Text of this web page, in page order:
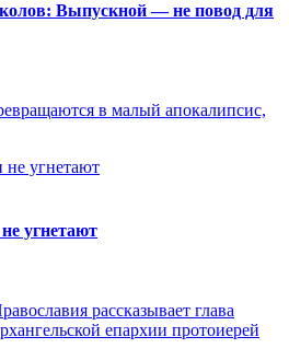
Выпускной — не повод для
в малый апокалипсис,
угнетают
рассказывает глава
епархии протоиерей